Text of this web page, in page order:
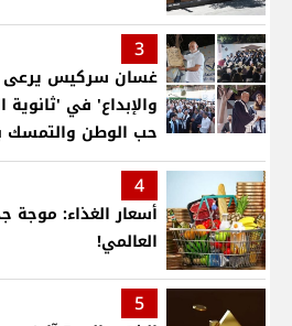
3
غسان سركيس يرعى
والإبداع' في
حب الوطن والتمسك
عزة وكرامة لبنان
4
أسعار الغذاء: موجة
العالمي!
5